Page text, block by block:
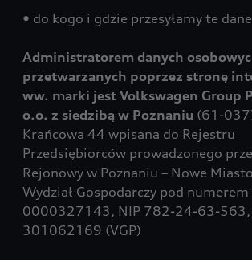
• do kogo i gdzie przesyłamy te
Administratorem danych
przetwarzanych poprzez stronę
ww. marki jest Volkswagen Group
o.o. z siedzibą w Poznaniu (61-
Krańcowa 44 wpisana do Rejestru
Przedsiębiorców prowadzonego
Rejonowy w Poznaniu – Nowe
Wydział Gospodarczy pod numerem
0000327143, NIP 782-24-63-563,
301062169 (VGP)